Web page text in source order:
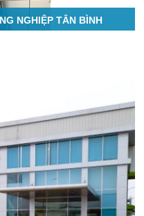
NGHIỆP TÂN BÌNH